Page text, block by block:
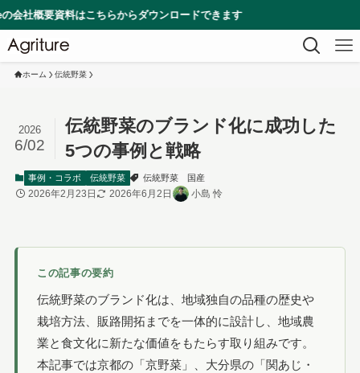
ちらからダウンロードできます
ホーム 伝統野菜
伝統野菜のブランド化に成功した
5つの事例と戦略
2026
6/02
事例・コラボ 伝統野菜 伝統野菜 国産
2026年2月23日 2026年6月2日 小島 怜
この記事の要約
伝統野菜のブランド化は、地域独自の品種の歴史や
栽培方法、販路開拓までを一体的に設計し、地域農
業と食文化に新たな価値をもたらす取り組みです。
本記事では京都の「京野菜」、大分県の「関あじ・